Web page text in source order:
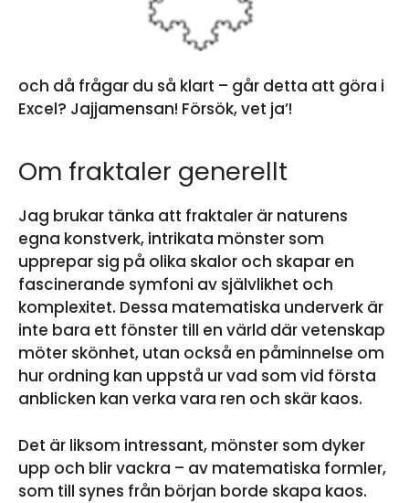
och då frågar du så klart – går detta att göra i
Excel? Jajjamensan! Försök, vet ja’!
Om fraktaler generellt
Jag brukar tänka att fraktaler är naturens
egna konstverk, intrikata mönster som
upprepar sig på olika skalor och skapar en
fascinerande symfoni av självlikhet och
komplexitet. Dessa matematiska underverk är
inte bara ett fönster till en värld där vetenskap
möter skönhet, utan också en påminnelse om
hur ordning kan uppstå ur vad som vid första
anblicken kan verka vara ren och skär kaos.
Det är liksom intressant, mönster som dyker
upp och blir vackra – av matematiska formler,
som till synes från början borde skapa kaos.